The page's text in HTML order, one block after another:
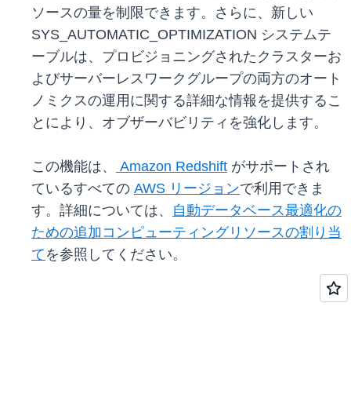
ソースの量を制限できます。さらに、新しい
SYS_AUTOMATIC_OPTIMIZATION システムテ
ーブルは、プロビジョニングされたクラスターお
よびサーバーレスワークグループの両方のオート
ノミクスの運用に関する詳細な情報を提供するこ
とにより、オブザーバビリティを強化します。
この機能は、 Amazon Redshift がサポートされ
ているすべての AWS リージョンで利用できま
す。詳細については、 自動データベース最適化の
ための追加コンピューティングリソースの割り当
て を参照してください。